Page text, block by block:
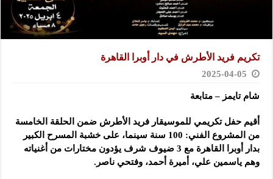
تكريم فريد الأطرش في دار أوبرا القاهرة
2025-04-05
شام تايمز – متابعة
أقيم حفل تكريمي للموسيقار فريد الأطرش ضمن الحلقة الخامسة
من المشروع الفني: 100 سنة سينما، على خشبة المسرح الكبير
بدار أوبرا القاهرة مع 3 ضيوف شرف يؤدون مختارات من أغنياته
وهم ياسمين علي، أميرة أحمد، وفتحي ناصر.